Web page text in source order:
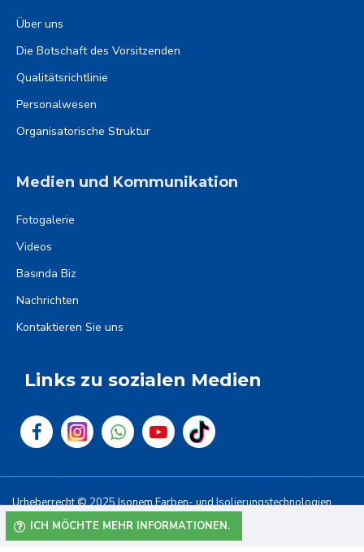
ICH MÖCHTE MEHR INFORMATIONEN.
Über uns
Die Botschaft des Vorsitzenden
Qualitätsrichtlinie
Personalwesen
Organisatorische Struktur
Medien und Kommunikation
Fotogalerie
Videos
Basında Biz
Nachrichten
Kontaktieren Sie uns
Links zu sozialen Medien
Urheberrecht © 2025 Isonem Farben- und Isolierungstechnologien
Bau, Industrie und Handel AG. Alle Rechte vorbehalten.